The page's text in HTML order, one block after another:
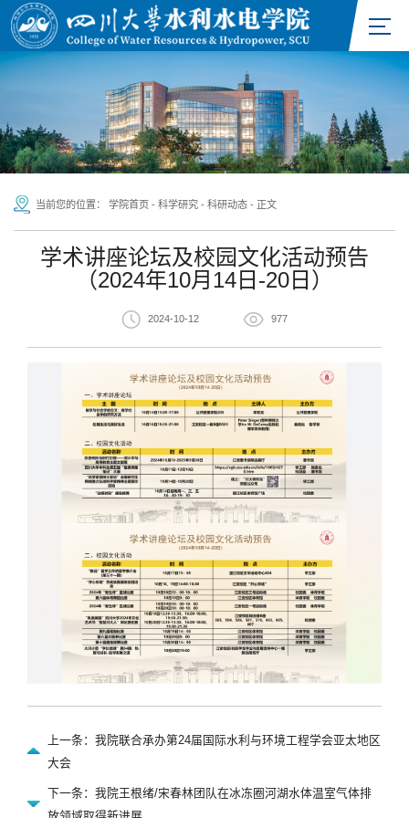
当前您的位置： 学院首页 - 科学研究 - 科研动态 - 正文
学术讲座论坛及校园文化活动预告
（2024年10月14日-20日）
2024-10-12 977
上一条：我院联合承办第24届国际水利与环境工程学会亚太地区
大会
下一条：我院王根绪/宋春林团队在冰冻圈河湖水体温室气体排